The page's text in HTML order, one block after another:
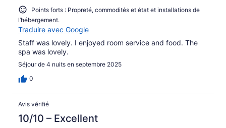
Points forts : Propreté, commodités et état et installations de
l’hébergement.
Traduire avec Google
Staff was lovely. I enjoyed room service and food. The
spa was lovely.
Séjour de 4 nuits en septembre 2025
0
Avis vérifié
10/10 – Excellent